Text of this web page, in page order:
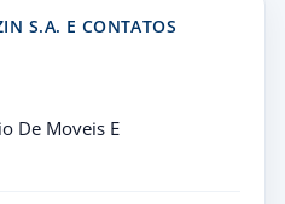
S.A. E CONTATOS
De Moveis E